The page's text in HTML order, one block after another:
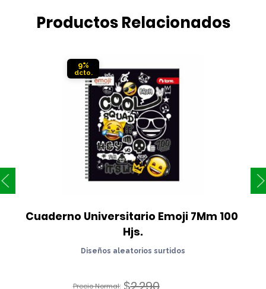
Productos Relacionados
9%
Cuaderno Universitario Emoji 7Mm 100
Hjs.
Diseños aleatorios surtidos